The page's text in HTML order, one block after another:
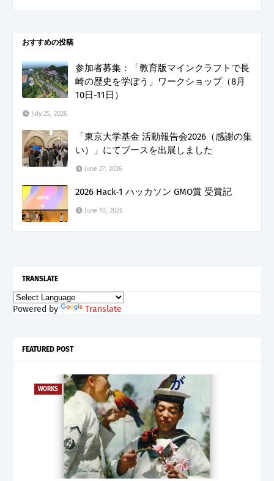
おすすめの投稿
参加者募集：「教育版マインクラフトで長
崎の歴史を学ぼう」ワークショップ（8月
10日-11日）
July 25, 2026
「東京大学基金 活動報告会2026（感謝の集
い）」にてブースを出展しました
June 27, 2026
2026 Hack-1 ハッカソン GMO賞 受賞記
June 10, 2026
TRANSLATE
Powered by Translate
FEATURED POST
WORKS